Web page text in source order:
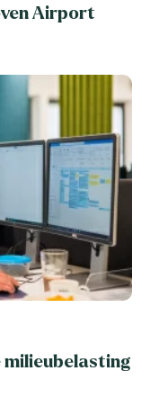
Airport
milieubelasting